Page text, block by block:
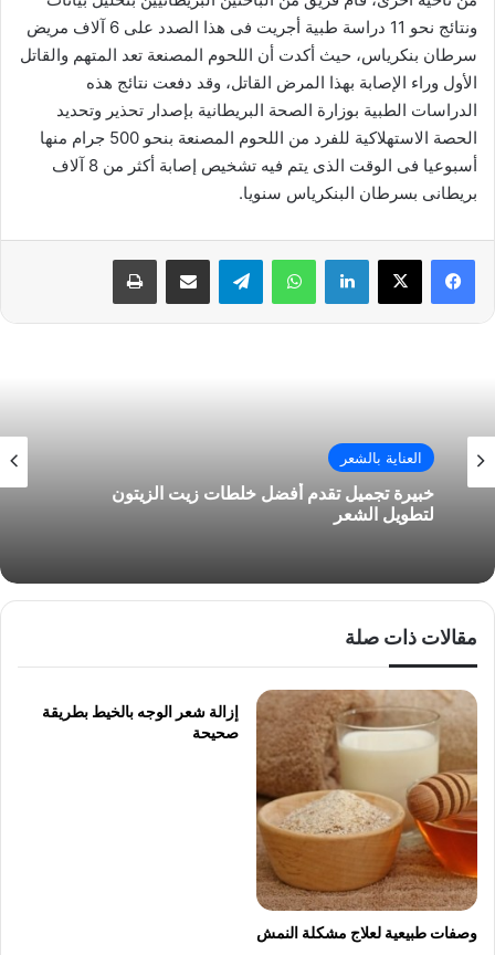
ونتائج نحو 11 دراسة طبية أجريت فى هذا الصدد على 6 آلاف مريض
سرطان بنكرياس، حيث أكدت أن اللحوم المصنعة تعد المتهم والقاتل
الأول وراء الإصابة بهذا المرض القاتل، وقد دفعت نتائج هذه
الدراسات الطبية بوزارة الصحة البريطانية بإصدار تحذير وتحديد
الحصة الاستهلاكية للفرد من اللحوم المصنعة بنحو 500 جرام منها
أسبوعيا فى الوقت الذى يتم فيه تشخيص إصابة أكثر من 8 آلاف
بريطانى بسرطان البنكرياس سنويا.
فيسبوك لينكدإن واتساب
العناية بالشعر
خبيرة تجميل تقدم أفضل خلطات زيت الزيتون
لتطويل الشعر
مقالات ذات صلة
وصفات طبيعية لعلاج مشكلة النمش
إزالة شعر الوجه بالخيط بطريقة
صحيحة